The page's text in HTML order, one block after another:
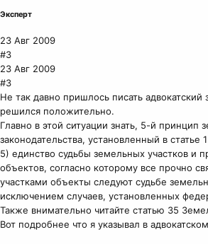
Эксперт
23 Авг 2009
#3
23 Авг 2009
#3
Не так давно пришлось писать адвокатский
решился положительно.
Главно в этой ситуации знать, 5-й принцип
законодательства, установленный в статье
5) единство судьбы земельных участков и
объектов, согласно которому все прочно
участками объекты следуют судьбе
исключением случаев, установленных
Также внимательно читайте статью 35
Вот подробнее что я указывал в